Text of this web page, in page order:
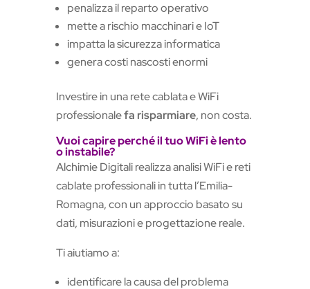
penalizza il reparto operativo
mette a rischio macchinari e IoT
impatta la sicurezza informatica
genera costi nascosti enormi
Investire in una rete cablata e WiFi
professionalefa risparmiare, non costa.
Vuoi capire perché il tuo WiFi è lento
o instabile?
Alchimie Digitali realizza analisi WiFi e reti
cablate professionali in tutta l’Emilia-
Romagna, con un approccio basato su
dati, misurazioni e progettazione reale.
Ti aiutiamo a:
identificare la causa del problema